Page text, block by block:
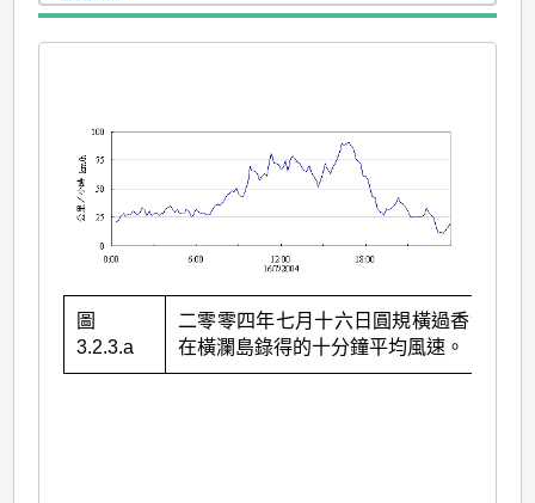
圖
3.2.3.a
二零零四年七月十六日圓規橫過香港時，
在橫瀾島錄得的十分鐘平均風速。